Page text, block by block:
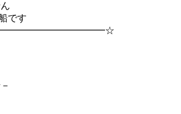
です